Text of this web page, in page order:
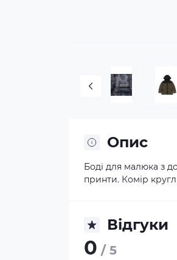
Опис
Боді для малюка з
принти. Комір
Відгуки
0 / 5